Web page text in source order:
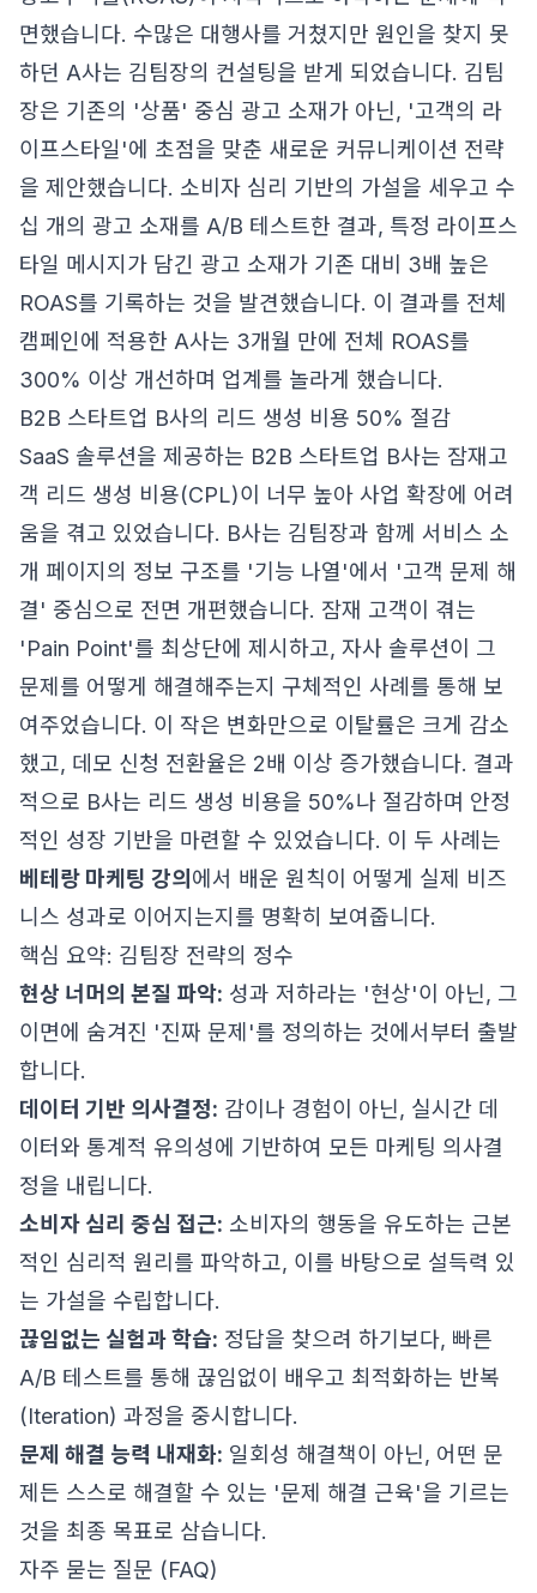
면했습니다. 수많은 대행사를 거쳤지만 원인을 찾지 못
하던 A사는 김팀장의 컨설팅을 받게 되었습니다. 김팀
장은 기존의 '상품' 중심 광고 소재가 아닌, '고객의 라
이프스타일'에 초점을 맞춘 새로운 커뮤니케이션 전략
을 제안했습니다. 소비자 심리 기반의 가설을 세우고 수
십 개의 광고 소재를 A/B 테스트한 결과, 특정 라이프스
타일 메시지가 담긴 광고 소재가 기존 대비 3배 높은
ROAS를 기록하는 것을 발견했습니다. 이 결과를 전체
캠페인에 적용한 A사는 3개월 만에 전체 ROAS를
300% 이상 개선하며 업계를 놀라게 했습니다.
B2B 스타트업 B사의 리드 생성 비용 50% 절감
SaaS 솔루션을 제공하는 B2B 스타트업 B사는 잠재고
객 리드 생성 비용(CPL)이 너무 높아 사업 확장에 어려
움을 겪고 있었습니다. B사는 김팀장과 함께 서비스 소
개 페이지의 정보 구조를 '기능 나열'에서 '고객 문제 해
결' 중심으로 전면 개편했습니다. 잠재 고객이 겪는
'Pain Point'를 최상단에 제시하고, 자사 솔루션이 그
문제를 어떻게 해결해주는지 구체적인 사례를 통해 보
여주었습니다. 이 작은 변화만으로 이탈률은 크게 감소
했고, 데모 신청 전환율은 2배 이상 증가했습니다. 결과
적으로 B사는 리드 생성 비용을 50%나 절감하며 안정
적인 성장 기반을 마련할 수 있었습니다. 이 두 사례는
베테랑 마케팅 강의 에서 배운 원칙이 어떻게 실제 비즈
니스 성과로 이어지는지를 명확히 보여줍니다.
핵심 요약: 김팀장 전략의 정수
현상 너머의 본질 파악: 성과 저하라는 '현상'이 아닌, 그
이면에 숨겨진 '진짜 문제'를 정의하는 것에서부터 출발
합니다.
데이터 기반 의사결정: 감이나 경험이 아닌, 실시간 데
이터와 통계적 유의성에 기반하여 모든 마케팅 의사결
정을 내립니다.
소비자 심리 중심 접근: 소비자의 행동을 유도하는 근본
적인 심리적 원리를 파악하고, 이를 바탕으로 설득력 있
는 가설을 수립합니다.
끊임없는 실험과 학습: 정답을 찾으려 하기보다, 빠른
A/B 테스트를 통해 끊임없이 배우고 최적화하는 반복
(Iteration) 과정을 중시합니다.
문제 해결 능력 내재화: 일회성 해결책이 아닌, 어떤 문
제든 스스로 해결할 수 있는 '문제 해결 근육'을 기르는
것을 최종 목표로 삼습니다.
자주 묻는 질문 (FAQ)